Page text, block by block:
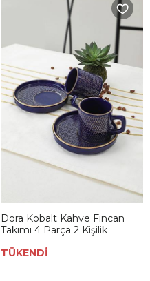
Dora Kobalt Kahve Fincan
Takımı 4 Parça 2 Kişilik
TÜKENDİ